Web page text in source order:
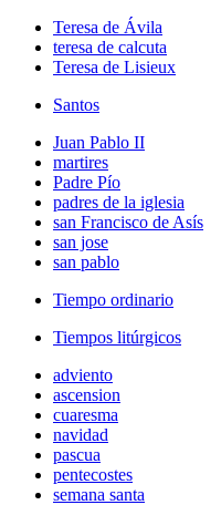
Teresa de Ávila
teresa de calcuta
Teresa de Lisieux
Santos
Juan Pablo II
martires
Padre Pío
padres de la iglesia
san Francisco de Asís
san jose
san pablo
Tiempo ordinario
Tiempos litúrgicos
adviento
ascension
cuaresma
navidad
pascua
pentecostes
semana santa